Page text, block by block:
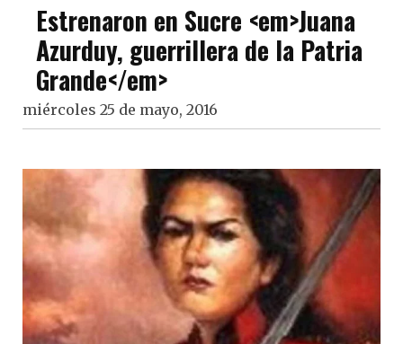
Estrenaron en Sucre <em>Juana
Azurduy, guerrillera de la Patria
Grande</em>
miércoles 25 de mayo, 2016